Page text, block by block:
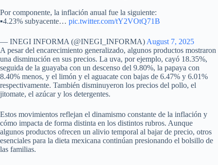
Por componente, la inflación anual fue la siguiente:
▪️4.23% subyacente… pic.twitter.com/tY2VOtQ71B
— INEGI INFORMA (@INEGI_INFORMA) August 7, 2025
A pesar del encarecimiento generalizado, algunos productos mostraron
una disminución en sus precios. La uva, por ejemplo, cayó 18.35%,
seguida de la guayaba con un descenso del 9.80%, la papaya con
8.40% menos, y el limón y el aguacate con bajas de 6.47% y 6.01%
respectivamente. También disminuyeron los precios del pollo, el
jitomate, el azúcar y los detergentes.
Estos movimientos reflejan el dinamismo constante de la inflación y
cómo impacta de forma distinta en los distintos rubros. Aunque
algunos productos ofrecen un alivio temporal al bajar de precio, otros
esenciales para la dieta mexicana continúan presionando el bolsillo de
las familias.